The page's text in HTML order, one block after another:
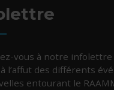
vous à notre
l’affut des différents
entourant le